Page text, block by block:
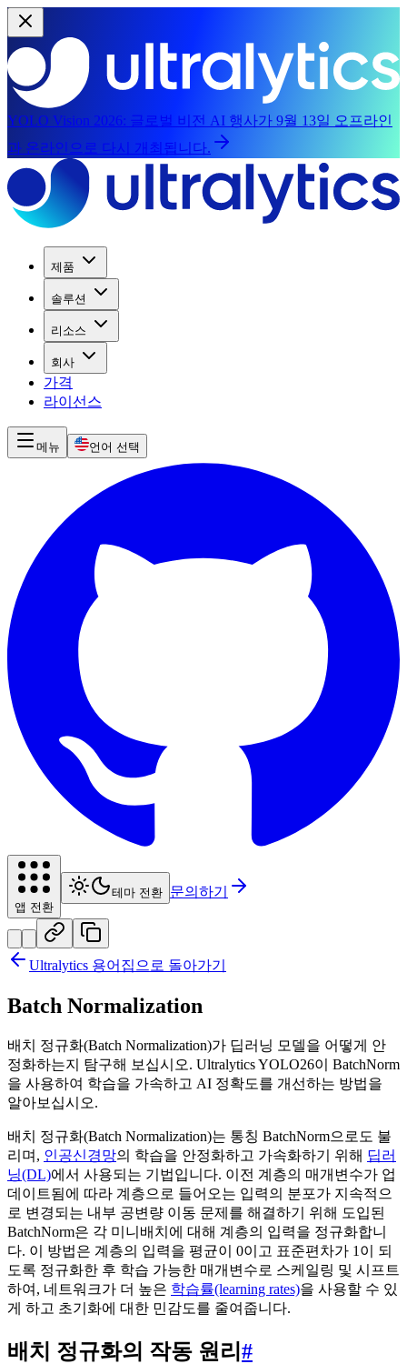
YOLO Vision 2026: 글로벌 비전 AI 행사가 9월 13일 오프라인
과 온라인으로 다시 개최됩니다.
제품
솔루션
리소스
회사
가격
라이선스
메뉴 언어 선택
앱 전환
테마 전환 문의하기
Ultralytics 용어집으로 돌아가기
Batch Normalization
배치 정규화(Batch Normalization)가 딥러닝 모델을 어떻게 안
정화하는지 탐구해 보십시오. Ultralytics YOLO26이 BatchNorm
을 사용하여 학습을 가속하고 AI 정확도를 개선하는 방법을
알아보십시오.
배치 정규화(Batch Normalization)는 통칭 BatchNorm으로도 불
리며, 인공신경망의 학습을 안정화하고 가속화하기 위해 딥러
닝(DL)에서 사용되는 기법입니다. 이전 계층의 매개변수가 업
데이트됨에 따라 계층으로 들어오는 입력의 분포가 지속적으
로 변경되는 내부 공변량 이동 문제를 해결하기 위해 도입된
BatchNorm은 각 미니배치에 대해 계층의 입력을 정규화합니
다. 이 방법은 계층의 입력을 평균이 0이고 표준편차가 1이 되
도록 정규화한 후 학습 가능한 매개변수로 스케일링 및 시프트
하여, 네트워크가 더 높은 학습률(learning rates)을 사용할 수 있
게 하고 초기화에 대한 민감도를 줄여줍니다.
배치 정규화의 작동 원리 #